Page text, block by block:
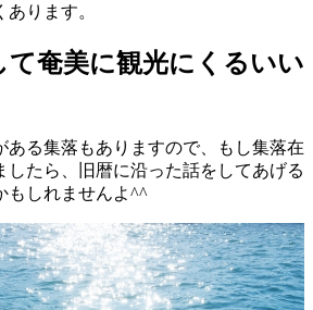
ります。
て奄美に観光にくるいい
ある集落もありますので、もし集落在
したら、旧暦に沿った話をしてあげる
もしれませんよ^^